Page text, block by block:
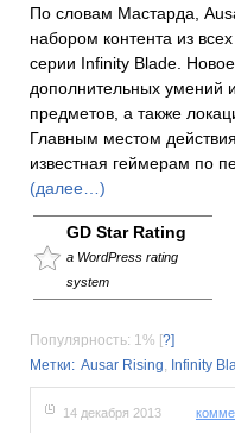
По словам Мастарда,
набором контента из
серии Infinity Blade.
дополнительных умений
предметов, а также
Главным местом
известная геймерам по
(далее…)
GD Star Rating
a WordPress rating
system
Популярность: 1% [?]
Метки: Ausar Rising, Infinity
14 декабря 2013